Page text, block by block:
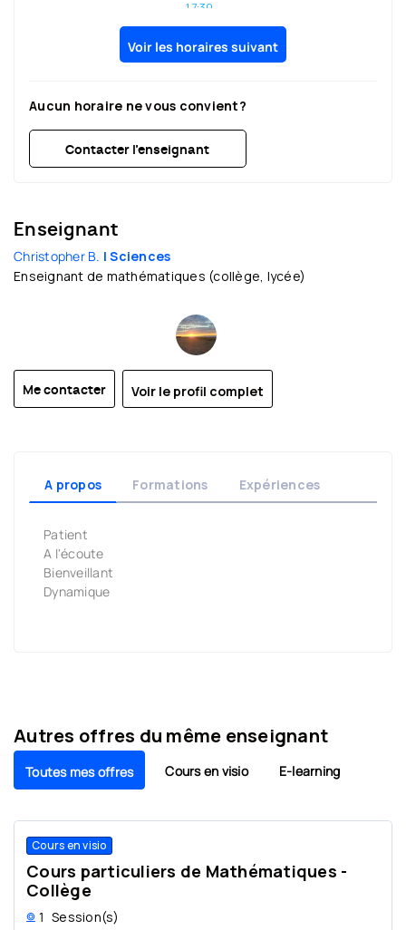
17:30
19:30
Voir les horaires suivant
Aucun horaire ne vous convient?
Contacter l’enseignant
Enseignant
Christopher B. | Sciences
Enseignant de mathématiques (collège, lycée)
Me contacter Voir le profil complet
A propos Formations Expériences
Patient
A l'écoute
Bienveillant
Dynamique
Autres offres du même enseignant
Toutes mes offres Cours en visio E-learning
Cours en visio
Cours particuliers de Mathématiques -
Collège
1 Session(s)